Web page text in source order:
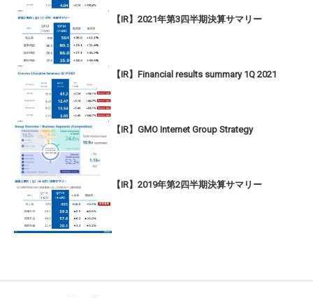
【IR】2021年第3四半期決算サマリー
【IR】Financial results summary 1Q 2021
【IR】GMO Internet Group Strategy
【IR】2019年第2四半期決算サマリー